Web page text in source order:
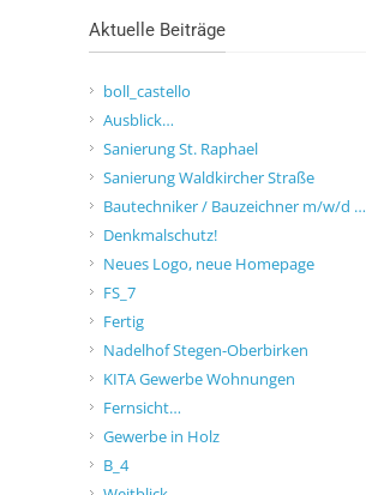
Aktuelle Beiträge
boll_castello
Ausblick…
Sanierung St. Raphael
Sanierung Waldkircher Straße
Bautechniker / Bauzeichner m/w/d …
Denkmalschutz!
Neues Logo, neue Homepage
FS_7
Fertig
Nadelhof Stegen-Oberbirken
KITA Gewerbe Wohnungen
Fernsicht…
Gewerbe in Holz
B_4